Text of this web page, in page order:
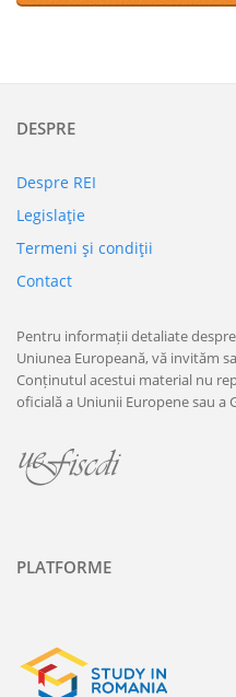
DESPRE
Despre REI
Legislaţie
Termeni şi condiţii
Contact
Pentru informații detaliate
Uniunea Europeană, vă invităm
Conținutul acestui material nu
oficială a Uniunii Europene sau a
PLATFORME